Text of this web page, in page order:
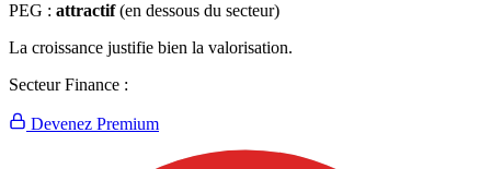
PEG : attractif (en dessous du secteur)
La croissance justifie bien la valorisation.
Secteur Finance :
Devenez Premium